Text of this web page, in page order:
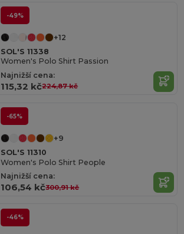
-49%
+12
SOL'S 11338
Women's Polo Shirt Passion
Najnižší cena:
115,32 kč224,87 kč
-65%
+9
SOL'S 11310
Women's Polo Shirt People
Najnižší cena:
106,54 kč300,91 kč
-46%